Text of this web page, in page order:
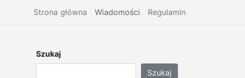
Strona główna Wiadomości Regulamin
Szukaj
Szukaj